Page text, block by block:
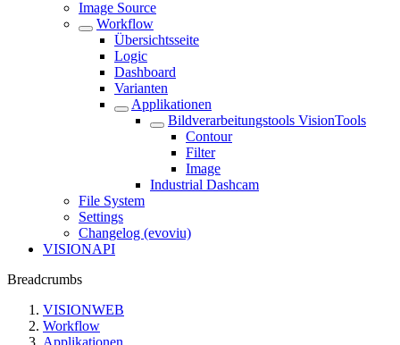
Image Source
Workflow
Übersichtsseite
Logic
Dashboard
Varianten
Applikationen
Bildverarbeitungstools VisionTools
Contour
Filter
Image
Industrial Dashcam
File System
Settings
Changelog (evoviu)
VISIONAPI
Breadcrumbs
VISIONWEB
Workflow
Applikationen